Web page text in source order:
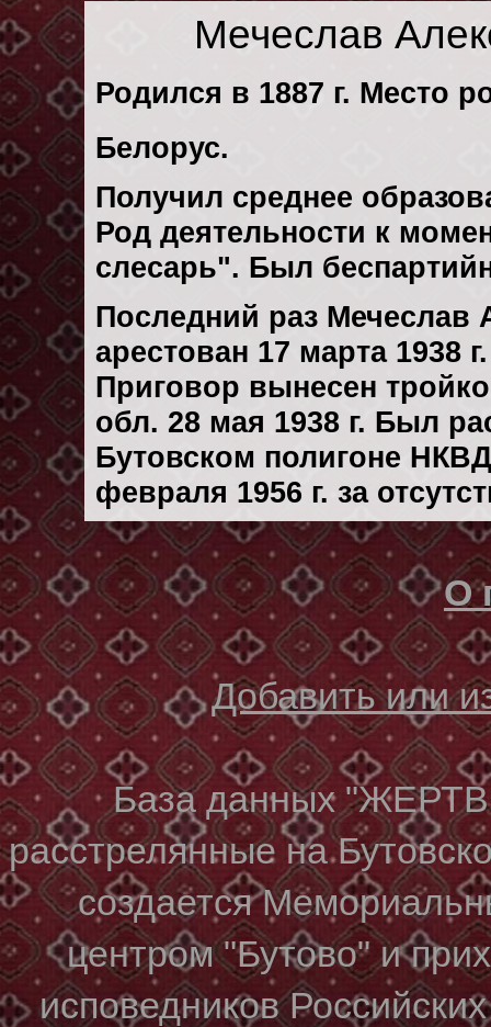
Мечеслав
Родился в 1887 г. Место
Белорус.
Получил среднее
Род деятельности к
слесарь". Был
Последний раз Мечеслав
арестован 17 марта 1938 г.
Приговор вынесен
обл. 28 мая 1938 г. Был
Бутовском полигоне
февраля 1956 г. за
О
Добавить или
База данных
расстрелянные на
создается
центром "Бутово" и
исповедников